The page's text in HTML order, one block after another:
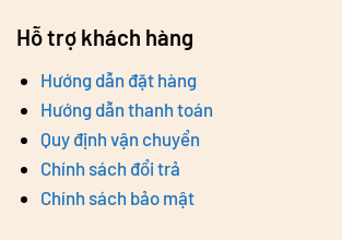
Hỗ trợ khách hàng
Hướng dẫn đặt hàng
Hướng dẫn thanh toán
Quy định vận chuyển
Chính sách đổi trả
Chính sách bảo mật